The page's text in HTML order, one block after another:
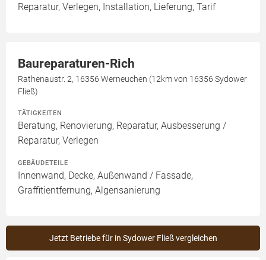
Reparatur, Verlegen, Installation, Lieferung, Tarif
Baureparaturen-Rich
Rathenaustr. 2, 16356 Werneuchen (12km von 16356 Sydower
Fließ)
TÄTIGKEITEN
Beratung, Renovierung, Reparatur, Ausbesserung /
Reparatur, Verlegen
GEBÄUDETEILE
Innenwand, Decke, Außenwand / Fassade,
Graffitientfernung, Algensanierung
Jetzt Betriebe für in Sydower Fließ vergleichen